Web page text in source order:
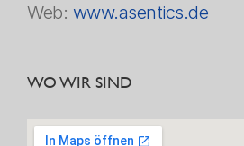
Web: www.asentics.de
WO WIR SIND